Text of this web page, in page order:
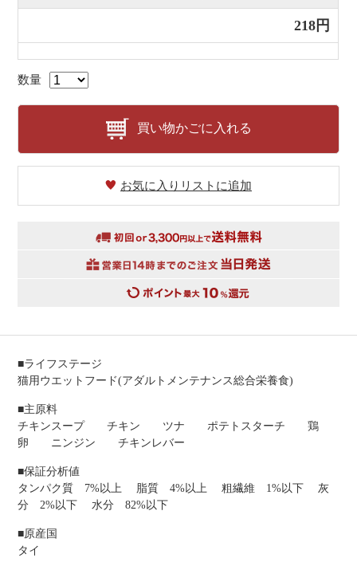
218円
数量
買い物かごに入れる
お気に入りリストに追加
■ライフステージ
猫用ウエットフード(アダルトメンテナンス総合栄養食)
■主原料
チキンスープ チキン ツナ ポテトスターチ 鶏
卵 ニンジン チキンレバー
■保証分析値
タンパク質 7%以上 脂質 4%以上 粗繊維 1%以下 灰
分 2%以下 水分 82%以下
■原産国
タイ